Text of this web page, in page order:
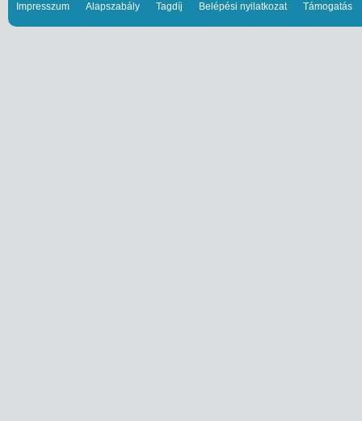
Impresszum Alapszabály Tagdíj Belépési nyilatkozat Támogatás